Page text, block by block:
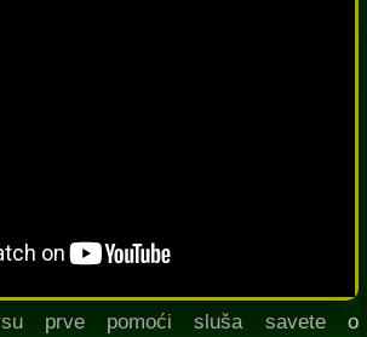
prve pomoći sluša savete o